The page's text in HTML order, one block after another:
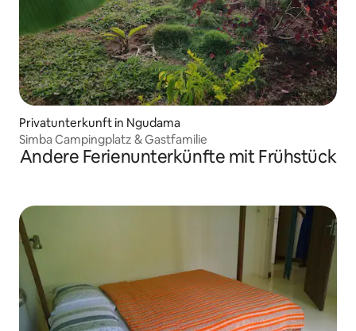
Privatunterkunft in Ngudama
Simba Campingplatz & Gastfamilie
Andere Ferienunterkünfte mit Frühstück